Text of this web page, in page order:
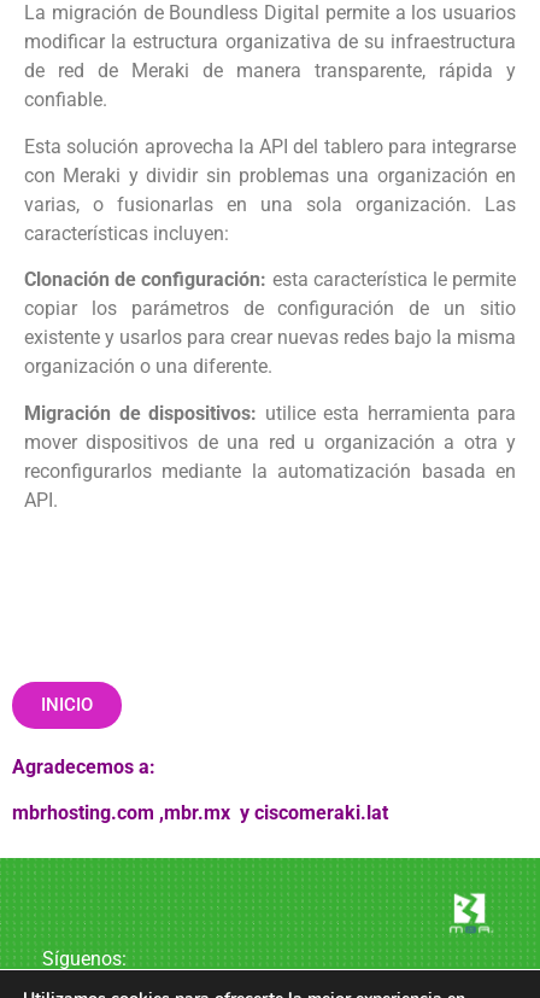
La migración de Boundless Digital permite a los usuarios
modificar la estructura organizativa de su infraestructura
de red de Meraki de manera transparente, rápida y
confiable.
Esta solución aprovecha la API del tablero para integrarse
con Meraki y dividir sin problemas una organización en
varias, o fusionarlas en una sola organización. Las
características incluyen:
Clonación de configuración: esta característica le permite
copiar los parámetros de configuración de un sitio
existente y usarlos para crear nuevas redes bajo la misma
organización o una diferente.
Migración de dispositivos: utilice esta herramienta para
mover dispositivos de una red u organización a otra y
reconfigurarlos mediante la automatización basada en
API.
INICIO
Agradecemos a:
mbrhosting.com ,mbr.mx y ciscomeraki.lat
Síguenos: